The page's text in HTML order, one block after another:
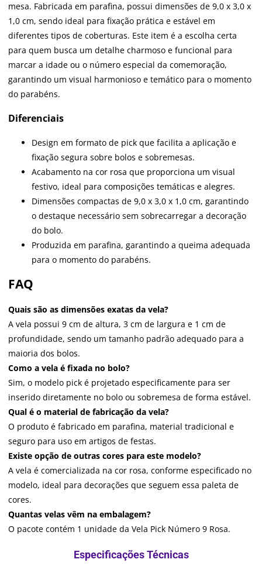
mesa. Fabricada em parafina, possui dimensões de 9,0 x 3,0 x
1,0 cm, sendo ideal para fixação prática e estável em
diferentes tipos de coberturas. Este item é a escolha certa
para quem busca um detalhe charmoso e funcional para
marcar a idade ou o número especial da comemoração,
garantindo um visual harmonioso e temático para o momento
do parabéns.
Diferenciais
Design em formato de pick que facilita a aplicação e
fixação segura sobre bolos e sobremesas.
Acabamento na cor rosa que proporciona um visual
festivo, ideal para composições temáticas e alegres.
Dimensões compactas de 9,0 x 3,0 x 1,0 cm, garantindo
o destaque necessário sem sobrecarregar a decoração
do bolo.
Produzida em parafina, garantindo a queima adequada
para o momento do parabéns.
FAQ
Quais são as dimensões exatas da vela?
A vela possui 9 cm de altura, 3 cm de largura e 1 cm de
profundidade, sendo um tamanho padrão adequado para a
maioria dos bolos.
Como a vela é fixada no bolo?
Sim, o modelo pick é projetado especificamente para ser
inserido diretamente no bolo ou sobremesa de forma estável.
Qual é o material de fabricação da vela?
O produto é fabricado em parafina, material tradicional e
seguro para uso em artigos de festas.
Existe opção de outras cores para este modelo?
A vela é comercializada na cor rosa, conforme especificado no
modelo, ideal para decorações que seguem essa paleta de
cores.
Quantas velas vêm na embalagem?
O pacote contém 1 unidade da Vela Pick Número 9 Rosa.